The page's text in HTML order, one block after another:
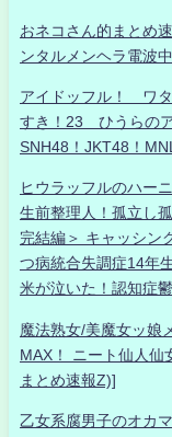
おネコさん的まとめ
ンタルメンヘラ電波
アイドッフル！ ワ
すき！23 ひうらの
SNH48！JKT48！
ヒウラッフルのハー
生前整理人！孤立し
完結編＞ キャッシン
つ病統合失調症14年
米が泣いた！認知症
魔法熟女/美魔女ッ娘
MAX！ ニート仙人仙
まとめ速報Z)]
乙女系腐男子のオカ